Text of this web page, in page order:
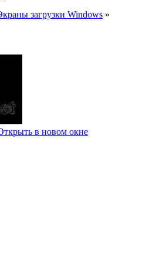
загрузки Windows »
в новом окне